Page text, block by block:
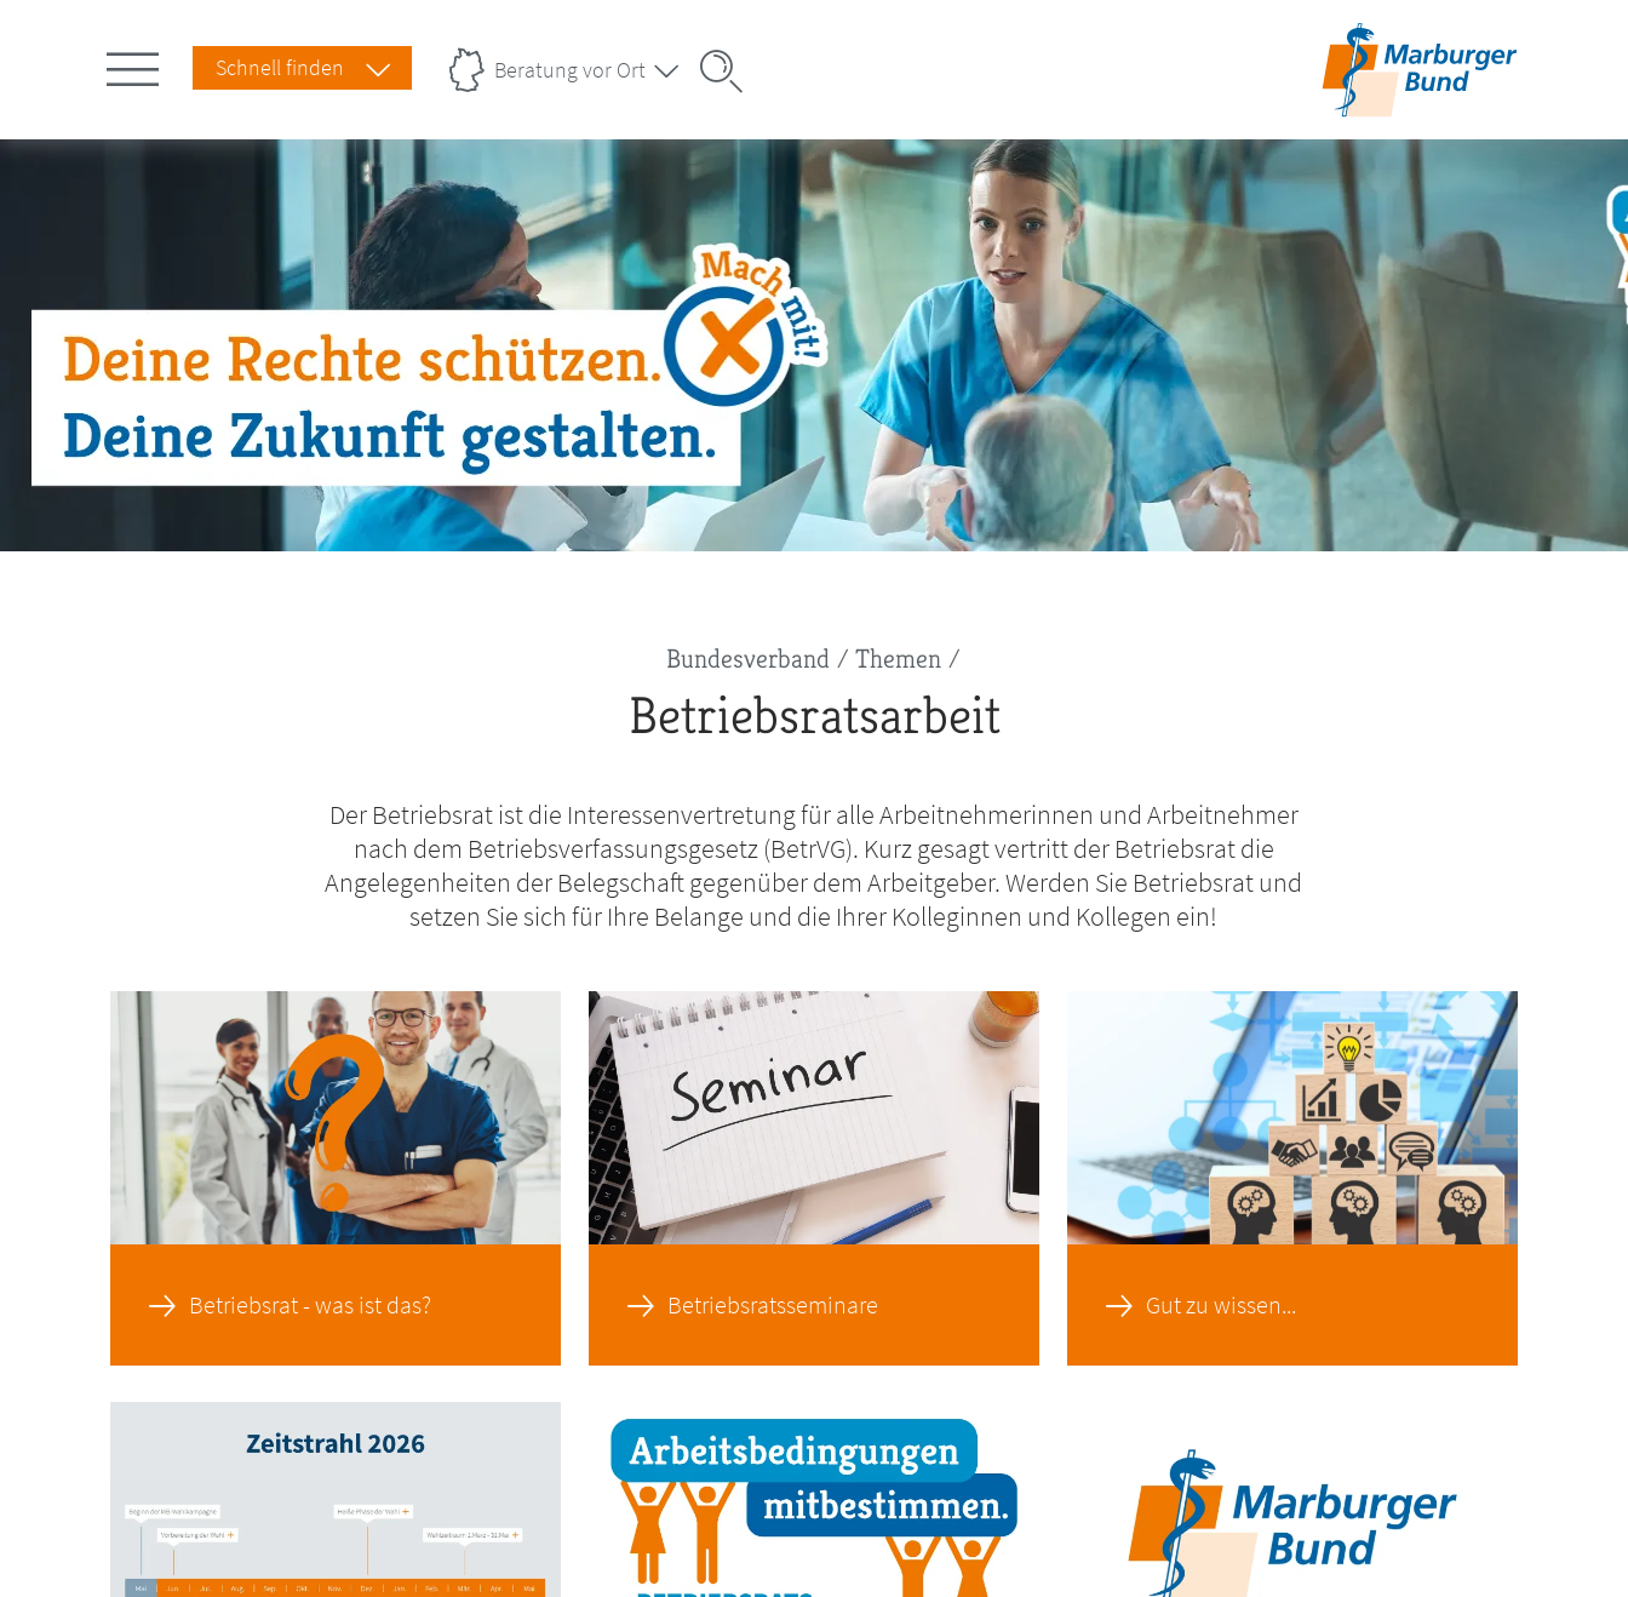
Schnell finden Beratung vor Ort
Bundesverband Themen
Betriebsratsarbeit
Der Betriebsrat ist die Interessenvertretung für alle Arbeitnehmerinnen und Arbeitnehmer
nach dem Betriebsverfassungsgesetz (BetrVG). Kurz gesagt vertritt der Betriebsrat die
Angelegenheiten der Belegschaft gegenüber dem Arbeitgeber. Werden Sie Betriebsrat und
setzen Sie sich für Ihre Belange und die Ihrer Kolleginnen und Kollegen ein!
Betriebsrat - was ist das? Betriebsratsseminare Gut zu wissen...